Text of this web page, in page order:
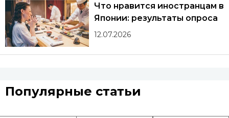
Что нравится иностранцам в
Японии: результаты опроса
12.07.2026
Популярные статьи